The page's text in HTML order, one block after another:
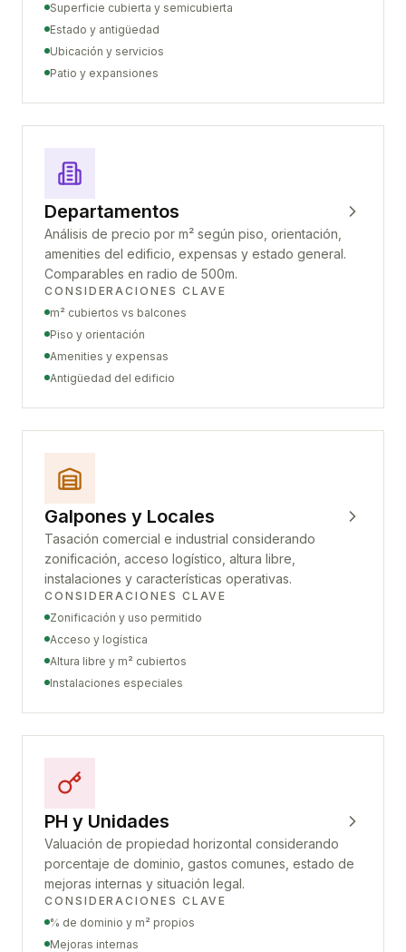
Superficie cubierta y semicubierta
Estado y antigüedad
Ubicación y servicios
Patio y expansiones
Departamentos
Análisis de precio por m² según piso, orientación,
amenities del edificio, expensas y estado general.
Comparables en radio de 500m.
CONSIDERACIONES CLAVE
m² cubiertos vs balcones
Piso y orientación
Amenities y expensas
Antigüedad del edificio
Galpones y Locales
Tasación comercial e industrial considerando
zonificación, acceso logístico, altura libre,
instalaciones y características operativas.
CONSIDERACIONES CLAVE
Zonificación y uso permitido
Acceso y logística
Altura libre y m² cubiertos
Instalaciones especiales
PH y Unidades
Valuación de propiedad horizontal considerando
porcentaje de dominio, gastos comunes, estado de
mejoras internas y situación legal.
CONSIDERACIONES CLAVE
% de dominio y m² propios
Mejoras internas